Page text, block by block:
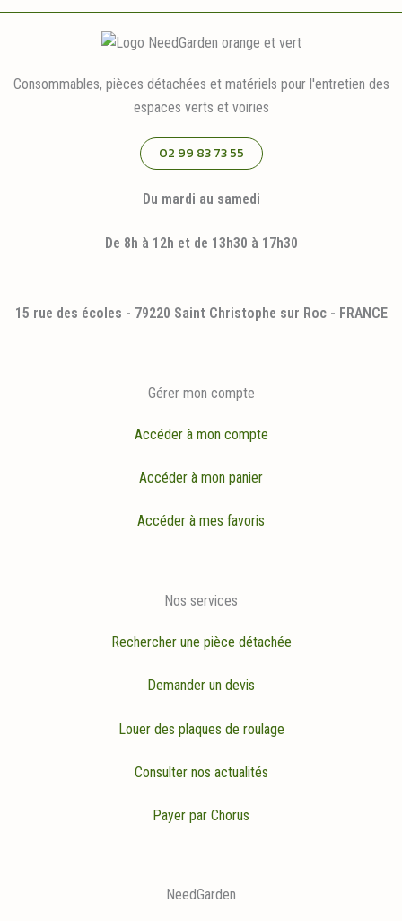
Consommables, pièces détachées et matériels pour l'entretien des
espaces verts et voiries
02 99 83 73 55
Du mardi au samedi
De 8h à 12h et de 13h30 à 17h30
15 rue des écoles - 79220 Saint Christophe sur Roc - FRANCE
Gérer mon compte
Accéder à mon compte
Accéder à mon panier
Accéder à mes favoris
Nos services
Rechercher une pièce détachée
Demander un devis
Louer des plaques de roulage
Consulter nos actualités
Payer par Chorus
NeedGarden